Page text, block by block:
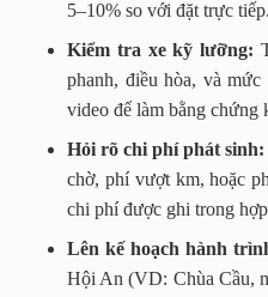
5–10% so với đặt trực tiếp.
Kiểm tra xe kỹ lưỡng:
phanh, điều hòa, và
video để làm bằng chứng
Hỏi rõ chi phí phát sinh:
chờ, phí vượt km, hoặc
chi phí được ghi trong
Lên kế hoạch hành
Hội An (VD: Chùa Cầu,